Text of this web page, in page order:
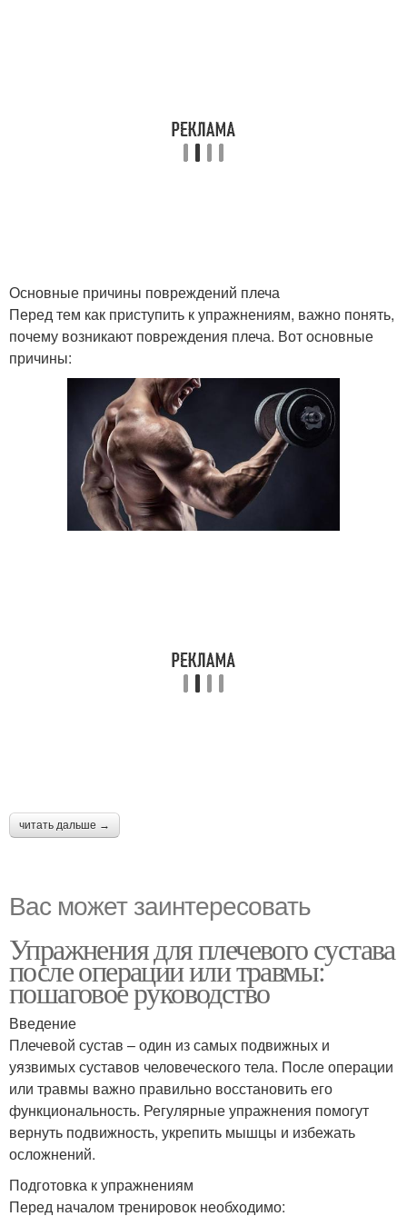
Основные причины повреждений плеча
Перед тем как приступить к упражнениям, важно понять,
почему возникают повреждения плеча. Вот основные
причины:
читать дальше →
Вас может заинтересовать
Упражнения для плечевого сустава
после операции или травмы:
пошаговое руководство
Введение
Плечевой сустав – один из самых подвижных и
уязвимых суставов человеческого тела. После операции
или травмы важно правильно восстановить его
функциональность. Регулярные упражнения помогут
вернуть подвижность, укрепить мышцы и избежать
осложнений.
Подготовка к упражнениям
Перед началом тренировок необходимо: